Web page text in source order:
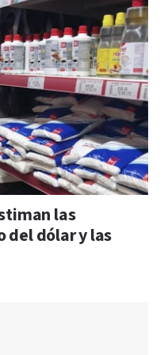
las
del dólar y las